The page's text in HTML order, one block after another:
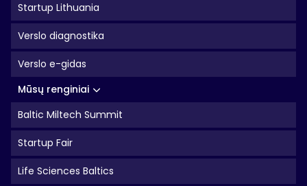
Startup Lithuania
Verslo diagnostika
Verslo e-gidas
Mūsų renginiai
Baltic Miltech Summit
Startup Fair
Life Sciences Baltics